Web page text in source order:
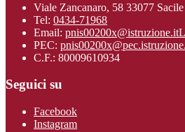
Viale Zancanaro, 58 33077
Tel: 0434-71968
Email: pnis00200x@istruzione.it
PEC:
C.F.: 80009610934
Seguici su
Facebook
Instagram